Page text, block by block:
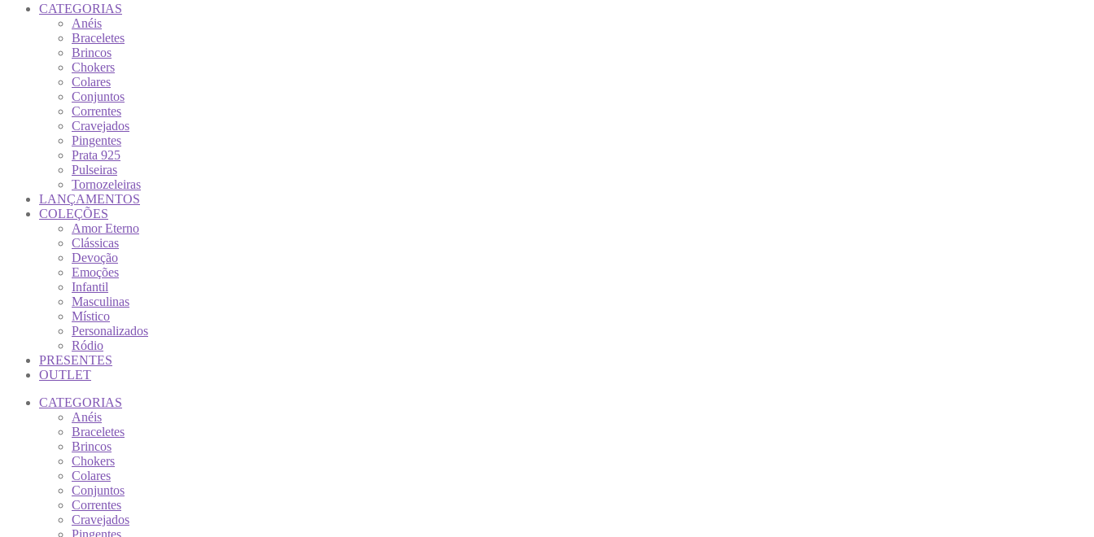
CATEGORIAS
Anéis
Braceletes
Brincos
Chokers
Colares
Conjuntos
Correntes
Cravejados
Pingentes
Prata 925
Pulseiras
Tornozeleiras
LANÇAMENTOS
COLEÇÕES
Amor Eterno
Clássicas
Devoção
Emoções
Infantil
Masculinas
Místico
Personalizados
Ródio
PRESENTES
OUTLET
CATEGORIAS
Anéis
Braceletes
Brincos
Chokers
Colares
Conjuntos
Correntes
Cravejados
Pingentes